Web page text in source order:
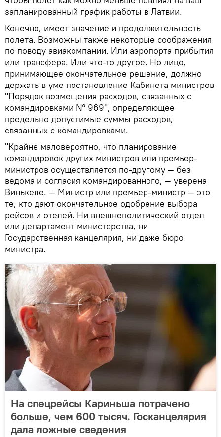
запланированный график работы в Латвии.
Конечно, имеет значение и продолжительность
полета. Возможны также некоторые соображения
по поводу авиакомпании. Или аэропорта прибытия
или трансфера. Или что-то другое. Но лицо,
принимающее окончательное решение, должно
держать в уме постановление Кабинета министров
"Порядок возмещения расходов, связанных с
командировками № 969", определяющее
предельно допустимые суммы расходов,
связанных с командировками.
"Крайне маловероятно, что планирование
командировок других министров или премьер-
министров осуществляется по-другому — без
ведома и согласия командированного, — уверена
Винькеле. — Министр или премьер-министр — это
те, кто дают окончательное одобрение выбора
рейсов и отелей. Ни внешнеполитический отдел
или департамент министерства, ни
Государственная канцелярия, ни даже бюро
министра.
На спецрейсы Кариньша потрачено
больше, чем 600 тысяч. Госканцелярия
дала ложные сведения